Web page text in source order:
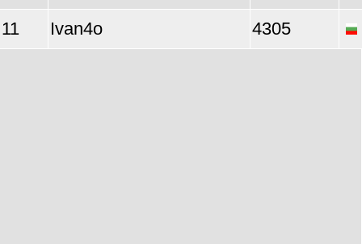
11
Ivan4o 4305